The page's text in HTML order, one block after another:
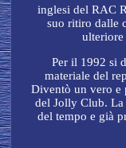
inglesi del RAC
suo ritiro dalle
ulteriore
Per il 1992 si
materiale del
Diventò un vero e
del Jolly Club. La
del tempo e già